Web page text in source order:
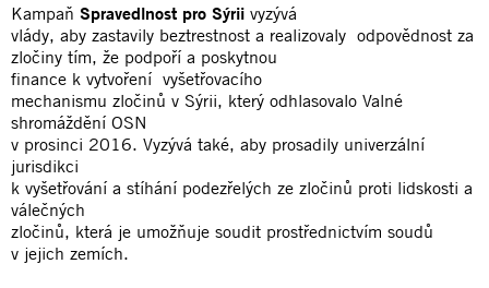
Kampaň Spravedlnost pro Sýrii vyzývá
vlády, aby zastavily beztrestnost a realizovaly odpovědnost za
zločiny tím, že podpoří a poskytnou
finance k vytvoření vyšetřovacího
mechanismu zločinů v Sýrii, který odhlasovalo Valné
shromáždění OSN
v prosinci 2016. Vyzývá také, aby prosadily univerzální
jurisdikci
k vyšetřování a stíhání podezřelých ze zločinů proti lidskosti a
válečných
zločinů, která je umožňuje soudit prostřednictvím soudů
v jejich zemích.